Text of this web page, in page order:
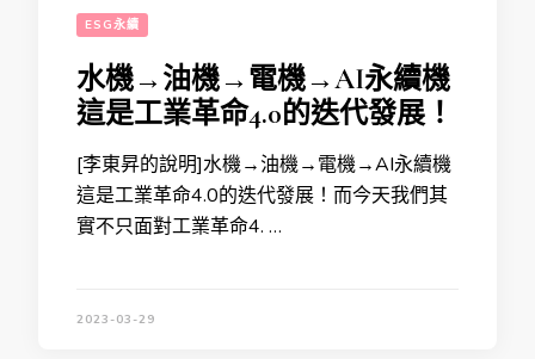
ESG永續
水機→油機→電機→AI永續機
這是工業革命4.0的迭代發展！
[李東昇的說明]水機→油機→電機→AI永續機
這是工業革命4.0的迭代發展！而今天我們其
實不只面對工業革命4. …
2023-03-29